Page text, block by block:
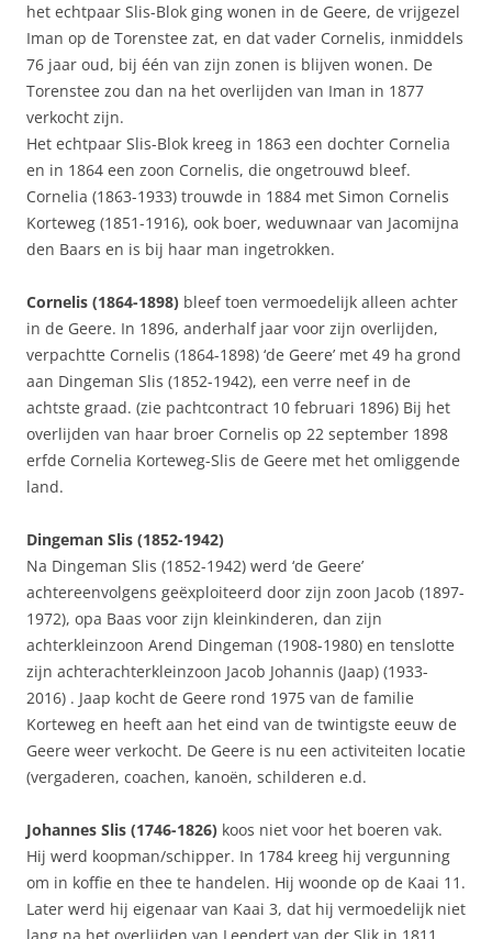
het echtpaar Slis-Blok ging wonen in de Geere, de vrijgezel
Iman op de Torenstee zat, en dat vader Cornelis, inmiddels
76 jaar oud, bij één van zijn zonen is blijven wonen. De
Torenstee zou dan na het overlijden van Iman in 1877
verkocht zijn.
Het echtpaar Slis-Blok kreeg in 1863 een dochter Cornelia
en in 1864 een zoon Cornelis, die ongetrouwd bleef.
Cornelia (1863-1933) trouwde in 1884 met Simon Cornelis
Korteweg (1851-1916), ook boer, weduwnaar van Jacomijna
den Baars en is bij haar man ingetrokken.
Cornelis (1864-1898) bleef toen vermoedelijk alleen achter
in de Geere. In 1896, anderhalf jaar voor zijn overlijden,
verpachtte Cornelis (1864-1898) ‘de Geere’ met 49 ha grond
aan Dingeman Slis (1852-1942), een verre neef in de
achtste graad. (zie pachtcontract 10 februari 1896) Bij het
overlijden van haar broer Cornelis op 22 september 1898
erfde Cornelia Korteweg-Slis de Geere met het omliggende
land.
Dingeman Slis (1852-1942)
Na Dingeman Slis (1852-1942) werd ‘de Geere’
achtereenvolgens geëxploiteerd door zijn zoon Jacob (1897-
1972), opa Baas voor zijn kleinkinderen, dan zijn
achterkleinzoon Arend Dingeman (1908-1980) en tenslotte
zijn achterachterkleinzoon Jacob Johannis (Jaap) (1933-
2016) . Jaap kocht de Geere rond 1975 van de familie
Korteweg en heeft aan het eind van de twintigste eeuw de
Geere weer verkocht. De Geere is nu een activiteiten locatie
(vergaderen, coachen, kanoën, schilderen e.d.
Johannes Slis (1746-1826) koos niet voor het boeren vak.
Hij werd koopman/schipper. In 1784 kreeg hij vergunning
om in koffie en thee te handelen. Hij woonde op de Kaai 11.
Later werd hij eigenaar van Kaai 3, dat hij vermoedelijk niet